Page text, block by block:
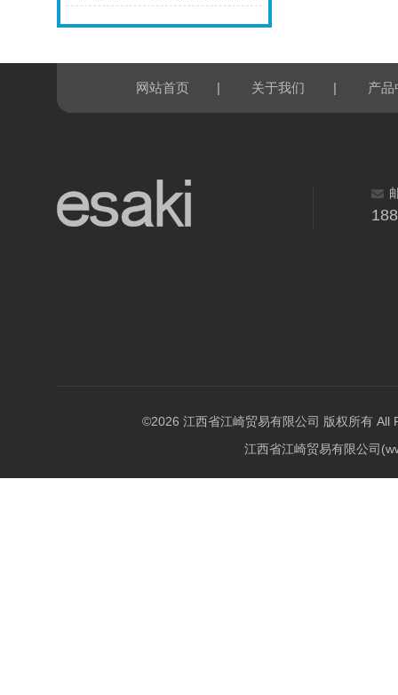
网站首页 | 关于我们 | 产品
©2026 江西省江崎贸易有限公司 版权所有 All
江西省江崎贸易有限公司